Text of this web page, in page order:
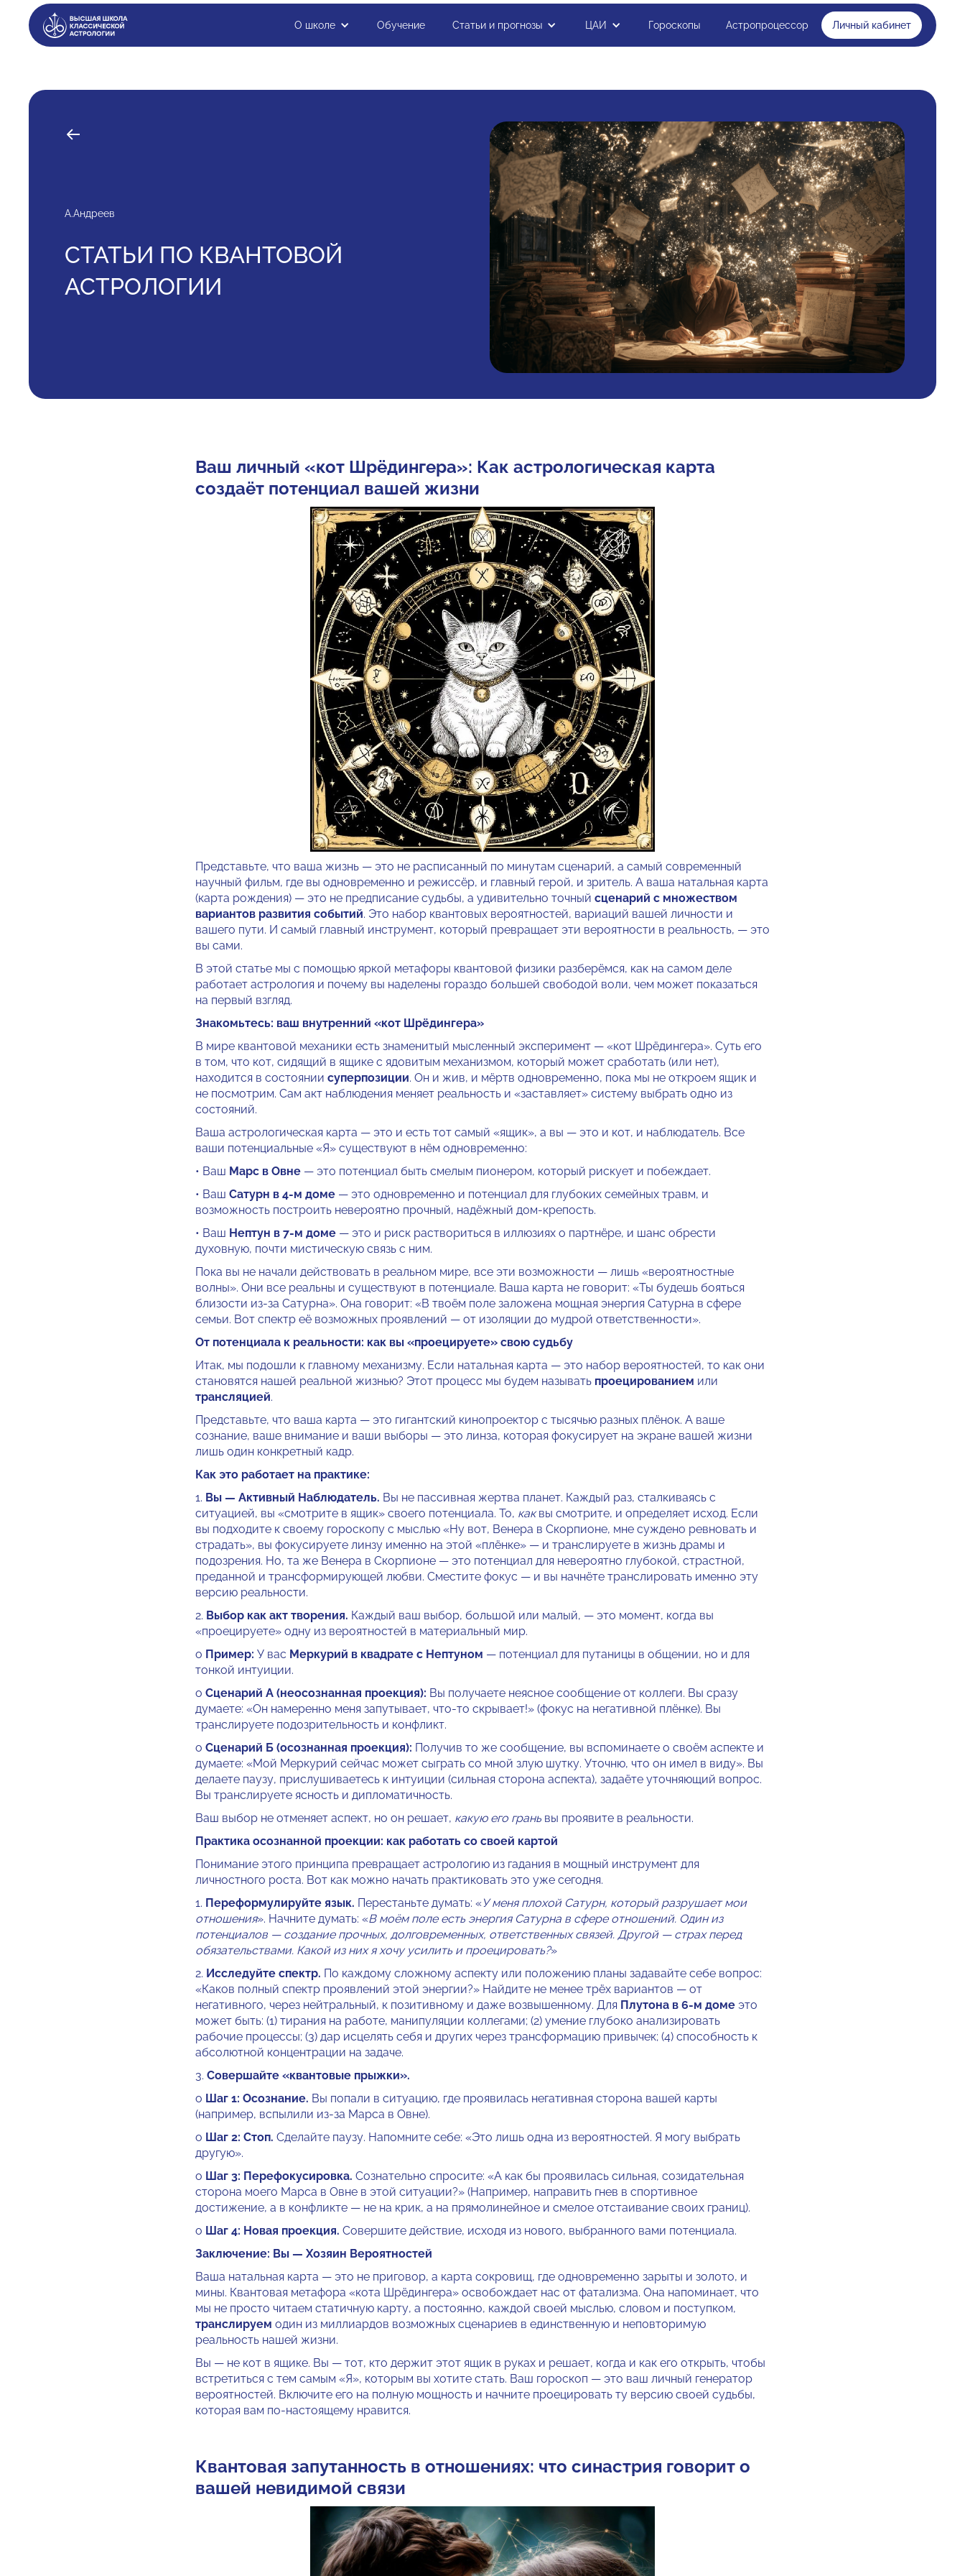
О школе Обучение Статьи и прогнозы ЦАИ Гороскопы Астропроцессор Личный кабинет
А.Андреев
СТАТЬИ ПО КВАНТОВОЙ
АСТРОЛОГИИ
Ваш личный «кот Шрёдингера»: Как астрологическая карта
создаёт потенциал вашей жизни
Представьте, что ваша жизнь — это не расписанный по минутам сценарий, а самый современный
научный фильм, где вы одновременно и режиссёр, и главный герой, и зритель. А ваша натальная карта
(карта рождения) — это не предписание судьбы, а удивительно точный сценарий с множеством
вариантов развития событий. Это набор квантовых вероятностей, вариаций вашей личности и
вашего пути. И самый главный инструмент, который превращает эти вероятности в реальность, — это
вы сами.
В этой статье мы с помощью яркой метафоры квантовой физики разберёмся, как на самом деле
работает астрология и почему вы наделены гораздо большей свободой воли, чем может показаться
на первый взгляд.
Знакомьтесь: ваш внутренний «кот Шрёдингера»
В мире квантовой механики есть знаменитый мысленный эксперимент — «кот Шрёдингера». Суть его
в том, что кот, сидящий в ящике с ядовитым механизмом, который может сработать (или нет),
находится в состоянии суперпозиции. Он и жив, и мёртв одновременно, пока мы не откроем ящик и
не посмотрим. Сам акт наблюдения меняет реальность и «заставляет» систему выбрать одно из
состояний.
Ваша астрологическая карта — это и есть тот самый «ящик», а вы — это и кот, и наблюдатель. Все
ваши потенциальные «Я» существуют в нём одновременно:
• Ваш Марс в Овне — это потенциал быть смелым пионером, который рискует и побеждает.
• Ваш Сатурн в 4-м доме — это одновременно и потенциал для глубоких семейных травм, и
возможность построить невероятно прочный, надёжный дом-крепость.
• Ваш Нептун в 7-м доме — это и риск раствориться в иллюзиях о партнёре, и шанс обрести
духовную, почти мистическую связь с ним.
Пока вы не начали действовать в реальном мире, все эти возможности — лишь «вероятностные
волны». Они все реальны и существуют в потенциале. Ваша карта не говорит: «Ты будешь бояться
близости из-за Сатурна». Она говорит: «В твоём поле заложена мощная энергия Сатурна в сфере
семьи. Вот спектр её возможных проявлений — от изоляции до мудрой ответственности».
От потенциала к реальности: как вы «проецируете» свою судьбу
Итак, мы подошли к главному механизму. Если натальная карта — это набор вероятностей, то как они
становятся нашей реальной жизнью? Этот процесс мы будем называть проецированием или
трансляцией.
Представьте, что ваша карта — это гигантский кинопроектор с тысячью разных плёнок. А ваше
сознание, ваше внимание и ваши выборы — это линза, которая фокусирует на экране вашей жизни
лишь один конкретный кадр.
Как это работает на практике:
1. Вы — Активный Наблюдатель. Вы не пассивная жертва планет. Каждый раз, сталкиваясь с
ситуацией, вы «смотрите в ящик» своего потенциала. То, каквы смотрите, и определяет исход. Если
вы подходите к своему гороскопу с мыслью «Ну вот, Венера в Скорпионе, мне суждено ревновать и
страдать», вы фокусируете линзу именно на этой «плёнке» — и транслируете в жизнь драмы и
подозрения. Но, та же Венера в Скорпионе — это потенциал для невероятно глубокой, страстной,
преданной и трансформирующей любви. Сместите фокус — и вы начнёте транслировать именно эту
версию реальности.
2. Выбор как акт творения. Каждый ваш выбор, большой или малый, — это момент, когда вы
«проецируете» одну из вероятностей в материальный мир.
o Пример: У вас Меркурий в квадрате с Нептуном — потенциал для путаницы в общении, но и для
тонкой интуиции.
o Сценарий А (неосознанная проекция): Вы получаете неясное сообщение от коллеги. Вы сразу
думаете: «Он намеренно меня запутывает, что-то скрывает!» (фокус на негативной плёнке). Вы
транслируете подозрительность и конфликт.
o Сценарий Б (осознанная проекция): Получив то же сообщение, вы вспоминаете о своём аспекте и
думаете: «Мой Меркурий сейчас может сыграть со мной злую шутку. Уточню, что он имел в виду». Вы
делаете паузу, прислушиваетесь к интуиции (сильная сторона аспекта), задаёте уточняющий вопрос.
Вы транслируете ясность и дипломатичность.
Ваш выбор не отменяет аспект, но он решает, какую его грань вы проявите в реальности.
Практика осознанной проекции: как работать со своей картой
Понимание этого принципа превращает астрологию из гадания в мощный инструмент для
личностного роста. Вот как можно начать практиковать это уже сегодня.
1. Переформулируйте язык. Перестаньте думать: «У меня плохой Сатурн, который разрушает мои
отношения». Начните думать: «В моём поле есть энергия Сатурна в сфере отношений. Один из
потенциалов — создание прочных, долговременных, ответственных связей. Другой — страх перед
обязательствами. Какой из них я хочу усилить и проецировать?»
2. Исследуйте спектр. По каждому сложному аспекту или положению планы задавайте себе вопрос:
«Каков полный спектр проявлений этой энергии?» Найдите не менее трёх вариантов — от
негативного, через нейтральный, к позитивному и даже возвышенному. Для Плутона в 6-м доме это
может быть: (1) тирания на работе, манипуляции коллегами; (2) умение глубоко анализировать
рабочие процессы; (3) дар исцелять себя и других через трансформацию привычек; (4) способность к
абсолютной концентрации на задаче.
3. Совершайте «квантовые прыжки».
o Шаг 1: Осознание. Вы попали в ситуацию, где проявилась негативная сторона вашей карты
(например, вспылили из-за Марса в Овне).
o Шаг 2: Стоп. Сделайте паузу. Напомните себе: «Это лишь одна из вероятностей. Я могу выбрать
другую».
o Шаг 3: Перефокусировка. Сознательно спросите: «А как бы проявилась сильная, созидательная
сторона моего Марса в Овне в этой ситуации?» (Например, направить гнев в спортивное
достижение, а в конфликте — не на крик, а на прямолинейное и смелое отстаивание своих границ).
o Шаг 4: Новая проекция. Совершите действие, исходя из нового, выбранного вами потенциала.
Заключение: Вы — Хозяин Вероятностей
Ваша натальная карта — это не приговор, а карта сокровищ, где одновременно зарыты и золото, и
мины. Квантовая метафора «кота Шрёдингера» освобождает нас от фатализма. Она напоминает, что
мы не просто читаем статичную карту, а постоянно, каждой своей мыслью, словом и поступком,
транслируем один из миллиардов возможных сценариев в единственную и неповторимую
реальность нашей жизни.
Вы — не кот в ящике. Вы — тот, кто держит этот ящик в руках и решает, когда и как его открыть, чтобы
встретиться с тем самым «Я», которым вы хотите стать. Ваш гороскоп — это ваш личный генератор
вероятностей. Включите его на полную мощность и начните проецировать ту версию своей судьбы,
которая вам по-настоящему нравится.
Квантовая запутанность в отношениях: что синастрия говорит о
вашей невидимой связи